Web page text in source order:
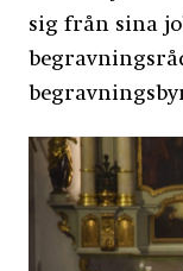
sig från sina